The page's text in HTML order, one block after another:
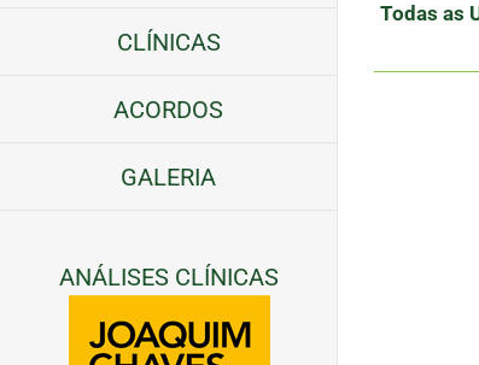
CLÍNICAS
ACORDOS
GALERIA
ANÁLISES CLÍNICAS
Todas as